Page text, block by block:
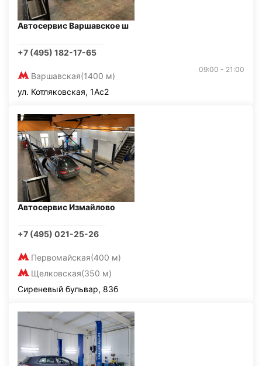
Автосервис Варшавское ш
+7 (495) 182-17-65
Варшавская(1400 м)
09:00 - 21:00
ул. Котляковская, 1Ас2
Автосервис Измайлово
+7 (495) 021-25-26
Первомайская(400 м)
Щелковская(350 м)
Сиреневый бульвар, 83б